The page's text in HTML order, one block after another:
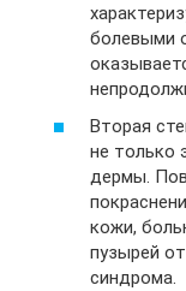
болевыми
Вторая
не только
дермы.
кожи,
пузырей
синдрома.